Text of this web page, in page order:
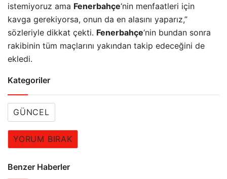
istemiyoruz ama Fenerbahçe‘nin menfaatleri için
kavga gerekiyorsa, onun da en alasını yaparız,”
sözleriyle dikkat çekti. Fenerbahçe‘nin bundan sonra
rakibinin tüm maçlarını yakından takip edeceğini de
ekledi.
Kategoriler
GÜNCEL
YORUM BIRAK
Benzer Haberler